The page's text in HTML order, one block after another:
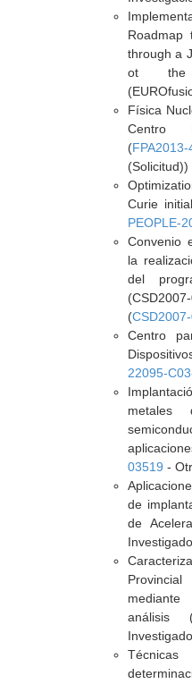
Roadmap
through a
ot the
Física
Centro
(
(Solicitud))
Curie
PEOPLE-
Convenio
la
del
(
Centro
22095-
metales
03519 -
de
de
análisis